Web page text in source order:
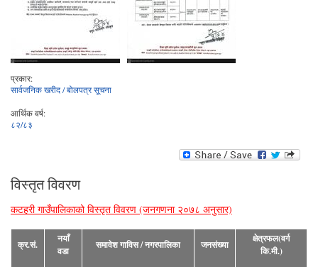
प्रकार:
सार्वजनिक खरीद / बोलपत्र सूचना
आर्थिक वर्ष:
८२/८३
विस्तृत विवरण
कटहरी गाउँपालिकाको विस्तृत विवरण (जनगणना २०७८ अनुसार)
क्र.सं.
नयाँ
वडा
समावेश गाविस / नगरपालिका जनसंख्या
क्षेत्रफल(वर्ग
कि.मी.)